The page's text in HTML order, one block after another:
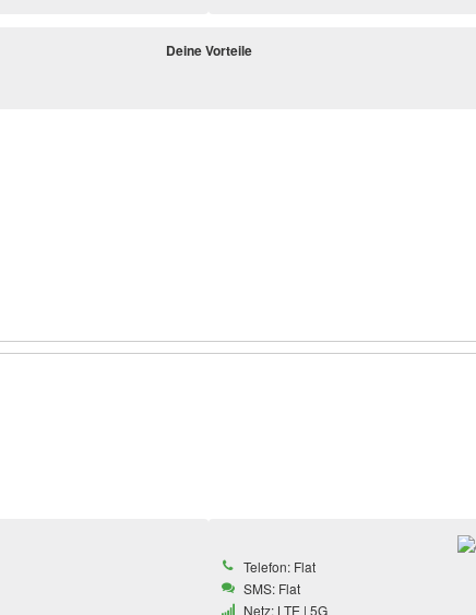
Deine Vorteile
Telefon: Flat
SMS: Flat
Netz: LTE | 5G